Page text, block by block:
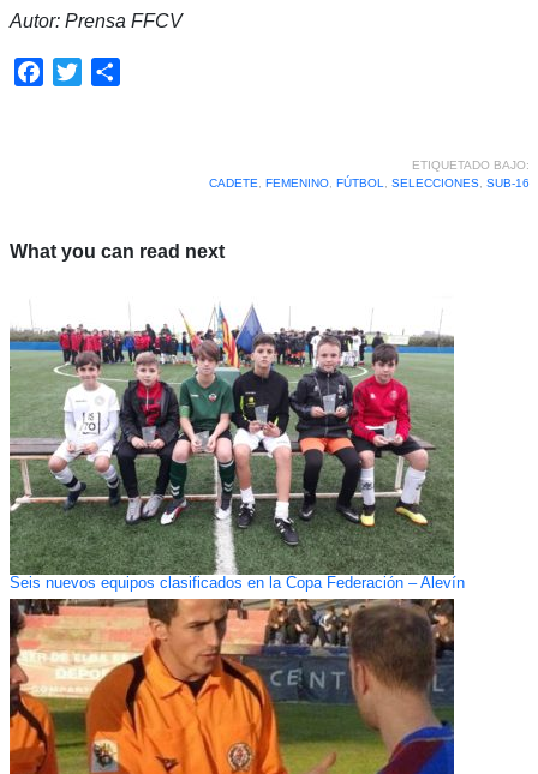
Autor: Prensa FFCV
Facebook
Twitter
ETIQUETADO BAJO:
CADETE
FEMENINO, FÚTBOL SELECCIONES, SUB-16
What you can read next
Seis nuevos equipos clasificados en la Copa Federación – Alevín